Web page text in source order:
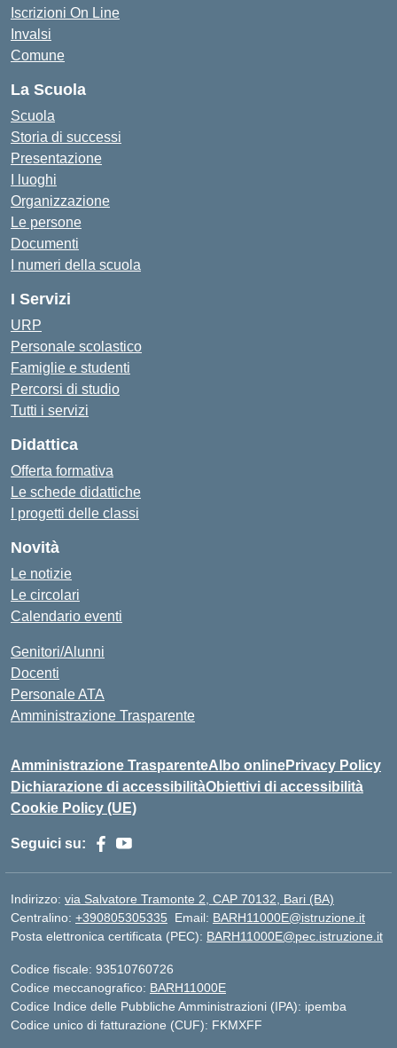
Iscrizioni On Line
Invalsi
Comune
La Scuola
Scuola
Storia di successi
Presentazione
I luoghi
Organizzazione
Le persone
Documenti
I numeri della scuola
I Servizi
URP
Personale scolastico
Famiglie e studenti
Percorsi di studio
Tutti i servizi
Didattica
Offerta formativa
Le schede didattiche
I progetti delle classi
Novità
Le notizie
Le circolari
Calendario eventi
Genitori/Alunni
Docenti
Personale ATA
Amministrazione Trasparente
Amministrazione TrasparenteAlbo onlinePrivacy Policy
Dichiarazione di accessibilitàObiettivi di accessibilità
Cookie Policy (UE)
Seguici su:
Indirizzo: via Salvatore Tramonte 2, CAP 70132, Bari (BA)
Centralino: +390805305335 Email: BARH11000E@istruzione.it
Posta elettronica certificata (PEC): BARH11000E@pec.istruzione.it
Codice fiscale: 93510760726
Codice meccanografico: BARH11000E
Codice Indice delle Pubbliche Amministrazioni (IPA): ipemba
Codice unico di fatturazione (CUF): FKMXFF